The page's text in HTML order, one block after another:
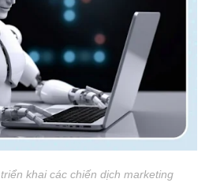
khai các chiến dịch marketing